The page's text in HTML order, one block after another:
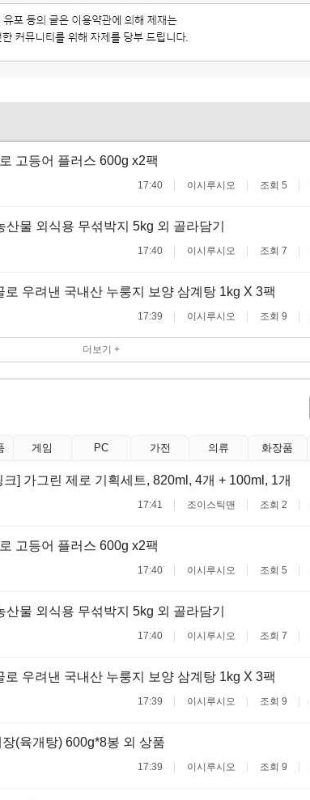
고등어 플러스 600g x2팩
17:40 이시루시오 조회 5
산물 외식용 무섞박지 5kg 외 골라담기
17:40 이시루시오 조회 7
로 우려낸 국내산 누룽지 보양 삼계탕 1kg X 3팩
17:39 이시루시오 조회 9
더보기 +
게임 PC 가전 의류 화장품
크] 가그린 제로 기획세트, 820ml, 4개 + 100ml, 1개
17:41 조이스틱맨 조회 2
고등어 플러스 600g x2팩
17:40 이시루시오 조회 5
산물 외식용 무섞박지 5kg 외 골라담기
17:40 이시루시오 조회 7
로 우려낸 국내산 누룽지 보양 삼계탕 1kg X 3팩
17:39 이시루시오 조회 9
(육개탕) 600g*8봉 외 상품
17:39 이시루시오 조회 9